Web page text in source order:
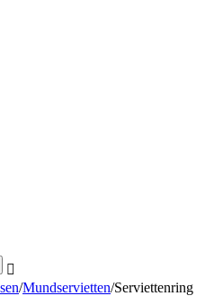
/Mundservietten/Serviettenring